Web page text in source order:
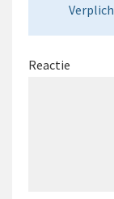
Reactie